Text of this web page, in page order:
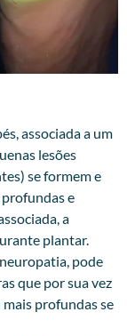
associada a um
lesões
se formem e
e
a
plantar.
pode
que por sua vez
profundas se